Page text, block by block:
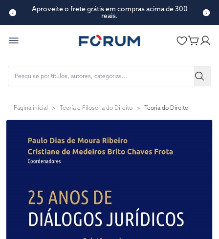
Aproveite o frete grátis em compras acima de 300
reais.
Página inicial > Teoría e Filosofia do Direito > Teoria do Direito